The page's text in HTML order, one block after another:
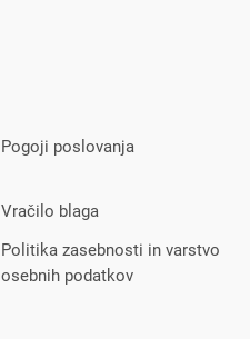
Pogoji poslovanja
Vračilo blaga
Politika zasebnosti in varstvo
osebnih podatkov